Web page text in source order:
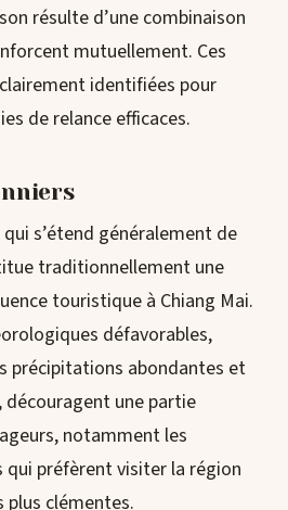
résulte d’une combinaison
mutuellement. Ces
identifiées pour
de relance efficaces.
s’étend généralement de
traditionnellement une
touristique à Chiang Mai.
défavorables,
précipitations abondantes et
découragent une partie
notamment les
préfèrent visiter la région
plus clémentes.